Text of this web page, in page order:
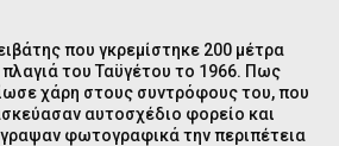
που γκρεμίστηκε 200 μέτρα
πλαγιά του Ταϋγέτου το 1966. Πως
χάρη στους συντρόφους του, που
αυτοσχέδιο φορείο και
φωτογραφικά την περιπέτεια